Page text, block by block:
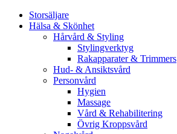
Storsäljare
Hälsa & Skönhet
Hårvård & Styling
Stylingverktyg
Rakapparater & Trimmers
Hud- & Ansiktsvård
Personvård
Hygien
Massage
Vård & Rehabilitering
Övrig Kroppsvård